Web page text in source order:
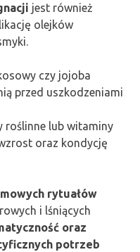
jest również
olejków
czy jojoba
przed uszkodzeniami
roślinne lub witaminy
oraz kondycję
rytuałów
i lśniących
oraz
potrzeb